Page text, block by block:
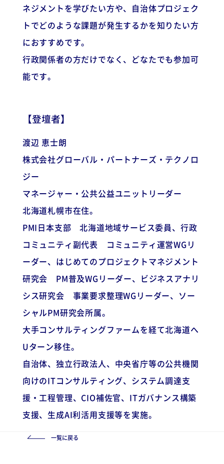
ネジメントを学びたい方や、自治体プロジェク
トでどのような課題が発生するかを知りたい方
におすすめです。
行政関係者の方だけでなく、どなたでも参加可
能です。
【登壇者】
渡辺 恵士朗
株式会社グローバル・パートナーズ・テクノロ
ジー
マネージャー・公共公益ユニットリーダー
北海道札幌市在住。
PMI日本支部 北海道地域サービス委員、行政
コミュニティ副代表 コミュニティ運営WGリ
ーダー、はじめてのプロジェクトマネジメント
研究会 PM普及WGリーダー、ビジネスアナリ
シス研究会 事業要求整理WGリーダー、ソー
シャルPM研究会所属。
大手コンサルティングファームを経て北海道へ
Uターン移住。
自治体、独立行政法人、中央省庁等の公共機関
向けのITコンサルティング、システム調達支
援・工程管理、CIO補佐官、ITガバナンス構築
支援、生成AI利活用支援等を実施。
一覧に戻る